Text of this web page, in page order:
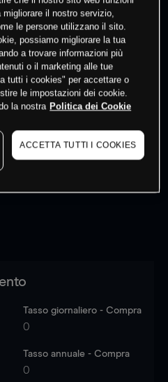
trading
Accediper vedere gli ultimi
to see latest market data
Tasso giornaliero - Compra
0
Tasso annuale - Compra
0
il nostro servizio,
le persone utilizzano il sito.
possiamo migliorare la tua
a trovare informazioni più
o il marketing alle tue
tutti i cookies" per accettare o
le impostazioni dei cookie.
la nostra Politica dei Cookie
ACCETTA TUTTI I COOKIES